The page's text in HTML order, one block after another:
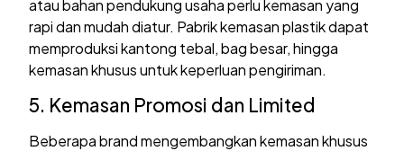
atau bahan pendukung usaha perlu kemasan yang
rapi dan mudah diatur. Pabrik kemasan plastik dapat
memproduksi kantong tebal, bag besar, hingga
kemasan khusus untuk keperluan pengiriman.
5. Kemasan Promosi dan Limited
Beberapa brand mengembangkan kemasan khusus